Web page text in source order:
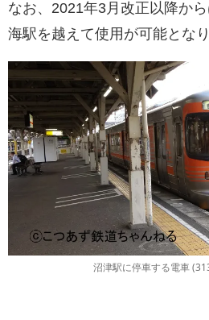
なお、2021年3月改正以降か
海駅を越えて使用が可能となり
沼津駅に停車する電車